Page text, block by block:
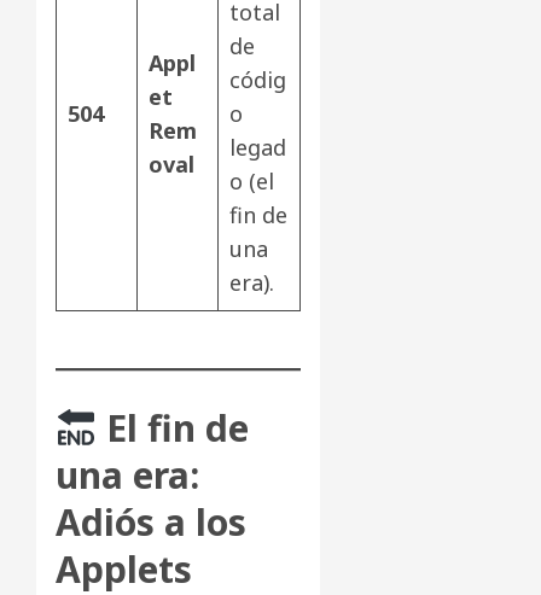
504
Appl
et
Rem
oval
total
de
códig
o
legad
o (el
fin de
una
era).
El fin de
una era:
Adiós a los
Applets